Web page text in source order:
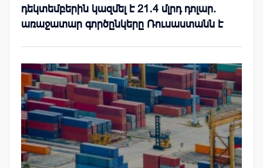
դեկտեմբերին կազմել է 21․4 մլրդ դոլար.
առաջատար գործընկերը Ռուսաստանն է